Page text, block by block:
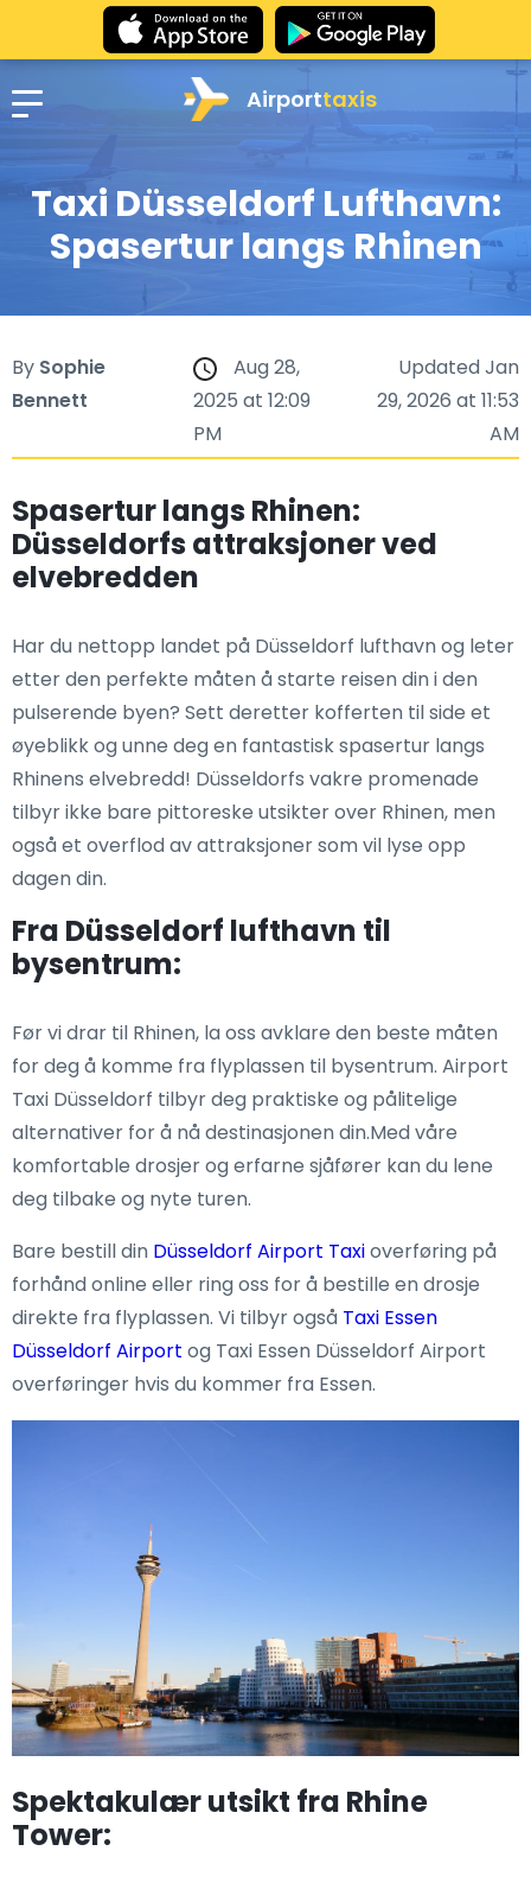
Airporttaxis
Taxi Düsseldorf Lufthavn:
Spasertur langs Rhinen
By Sophie
Bennett
Aug 28,
2025 at 12:09
PM
Updated Jan
29, 2026 at 11:53
AM
Spasertur langs Rhinen:
Düsseldorfs attraksjoner ved
elvebredden
Har du nettopp landet på Düsseldorf lufthavn og leter
etter den perfekte måten å starte reisen din i den
pulserende byen? Sett deretter kofferten til side et
øyeblikk og unne deg en fantastisk spasertur langs
Rhinens elvebredd! Düsseldorfs vakre promenade
tilbyr ikke bare pittoreske utsikter over Rhinen, men
også et overflod av attraksjoner som vil lyse opp
dagen din.
Fra Düsseldorf lufthavn til
bysentrum:
Før vi drar til Rhinen, la oss avklare den beste måten
for deg å komme fra flyplassen til bysentrum. Airport
Taxi Düsseldorf tilbyr deg praktiske og pålitelige
alternativer for å nå destinasjonen din.Med våre
komfortable drosjer og erfarne sjåfører kan du lene
deg tilbake og nyte turen.
Bare bestill din Düsseldorf Airport Taxioverføring på
forhånd online eller ring oss for å bestille en drosje
direkte fra flyplassen. Vi tilbyr også Taxi Essen
Düsseldorf Airport og Taxi Essen Düsseldorf Airport
overføringer hvis du kommer fra Essen.
Spektakulær utsikt fra Rhine
Tower: